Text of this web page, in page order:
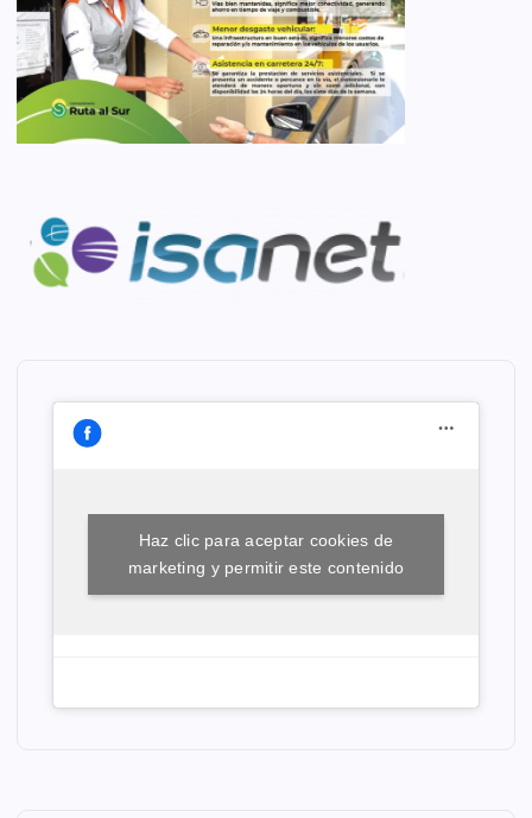
Haz clic para aceptar cookies de
marketing y permitir este contenido